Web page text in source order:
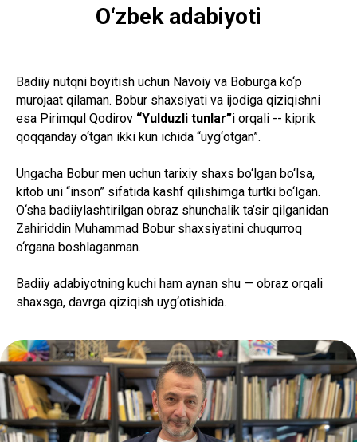
O‘zbek adabiyoti
Badiiy nutqni boyitish uchun Navoiy va Boburga ko‘p
murojaat qilaman. Bobur shaxsiyati va ijodiga qiziqishni
esa Pirimqul Qodirov “Yulduzli tunlar”i orqali -- kiprik
qoqqanday o‘tgan ikki kun ichida “uyg‘otgan”.
Ungacha Bobur men uchun tarixiy shaxs bo‘lgan bo‘lsa,
kitob uni “inson” sifatida kashf qilishimga turtki bo‘lgan.
O‘sha badiiylashtirilgan obraz shunchalik ta’sir qilganidan
Zahiriddin Muhammad Bobur shaxsiyatini chuqurroq
o‘rgana boshlaganman.
Badiiy adabiyotning kuchi ham aynan shu — obraz orqali
shaxsga, davrga qiziqish uyg‘otishida.